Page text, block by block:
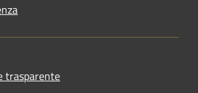
trasparente